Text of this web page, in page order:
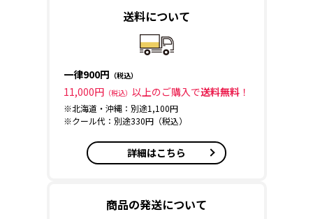
送料について
一律900円 （税込）
11,000円 （税込） 以上のご購入で送料無料！
※北海道・沖縄：別途1,100円
※クール代：別途330円（税込）
詳細はこちら
商品の発送について